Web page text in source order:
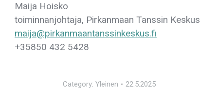
Maija Hoisko
toiminnanjohtaja, Pirkanmaan Tanssin Keskus
maija@pirkanmaantanssinkeskus.fi
+35850 432 5428
Category: Yleinen 22.5.2025